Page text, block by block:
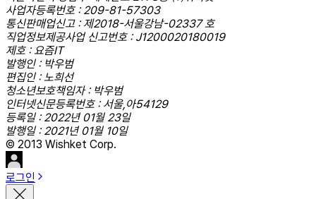
사업자등록번호 : 209-81-57303
통신판매업신고 : 제2018-서울강남-02337 호
직업정보제공사업 신고번호 : J1200020180019
제호 : 요즘IT
발행인 : 박우범
편집인 : 노희선
청소년보호책임자 : 박우범
인터넷신문등록번호 : 서울,아54129
등록일 : 2022년 01월 23일
발행일 : 2021년 01월 10일
© 2013 Wishket Corp.
로그인